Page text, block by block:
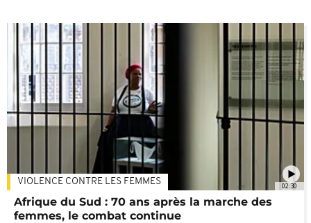
02:30
VIOLENCE CONTRE LES FEMMES
Afrique du Sud : 70 ans après la marche des
femmes, le combat continue